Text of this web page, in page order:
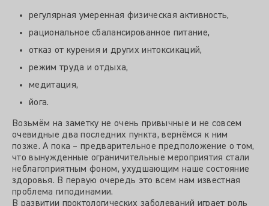
регулярная умеренная физическая активность,
рациональное сбалансированное питание,
отказ от курения и других интоксикаций,
режим труда и отдыха,
медитация,
йога.
Возьмём на заметку не очень привычные и не совсем
очевидные два последних пункта, вернёмся к ним
позже. А пока – предварительное предположение о том,
что вынужденные ограничительные мероприятия стали
неблагоприятным фоном, ухудшающим наше состояние
здоровья. В первую очередь это всем нам известная
проблема гиподинамии.
В развитии проктологических заболеваний играет роль